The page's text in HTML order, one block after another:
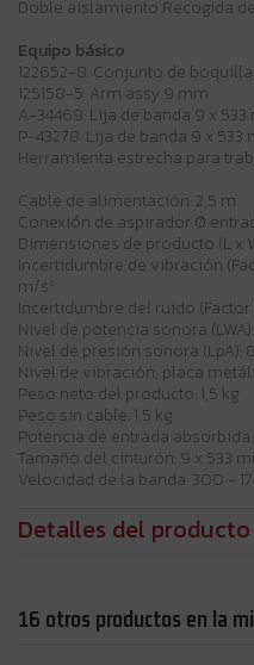
Doble aislamiento Recogida
Equipo básico
122652-8: Conjunto de
125158-5: Arm assy 9 mm
A-34469: Lija de banda 9 x
P-43278: Lija de banda 9 x 533
Herramienta estrecha para
Cable de alimentación: 2,5 m
Conexión de aspirador Ø
Dimensiones de producto (L x
Incertidumbre de vibración
m/s²
Incertidumbre del ruido (Factor
Nivel de potencia sonora
Nivel de presión sonora (LpA):
Nivel de vibración, placa
Peso neto del producto: 1,5 kg
Peso sin cable: 1,5 kg
Potencia de entrada
Tamaño del cinturón: 9 x 533
Velocidad de la banda: 300 -
Detalles del producto
16 otros productos en la